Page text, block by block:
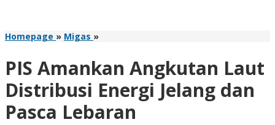
Homepage » Migas »PIS
Angkutan
Laut
Distribusi
Energi
dan
PIS Amankan Angkutan Laut
Distribusi Energi Jelang dan
Pasca Lebaran